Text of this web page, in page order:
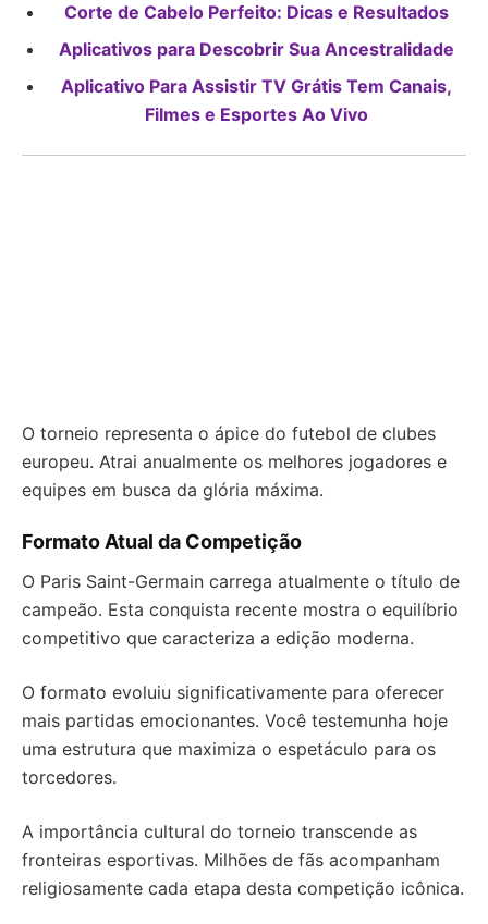
Corte de Cabelo Perfeito: Dicas e Resultados
Aplicativos para Descobrir Sua Ancestralidade
Aplicativo Para Assistir TV Grátis Tem Canais,
Filmes e Esportes Ao Vivo
O torneio representa o ápice do futebol de clubes
europeu. Atrai anualmente os melhores jogadores e
equipes em busca da glória máxima.
Formato Atual da Competição
O Paris Saint-Germain carrega atualmente o título de
campeão. Esta conquista recente mostra o equilíbrio
competitivo que caracteriza a edição moderna.
O formato evoluiu significativamente para oferecer
mais partidas emocionantes. Você testemunha hoje
uma estrutura que maximiza o espetáculo para os
torcedores.
A importância cultural do torneio transcende as
fronteiras esportivas. Milhões de fãs acompanham
religiosamente cada etapa desta competição icônica.